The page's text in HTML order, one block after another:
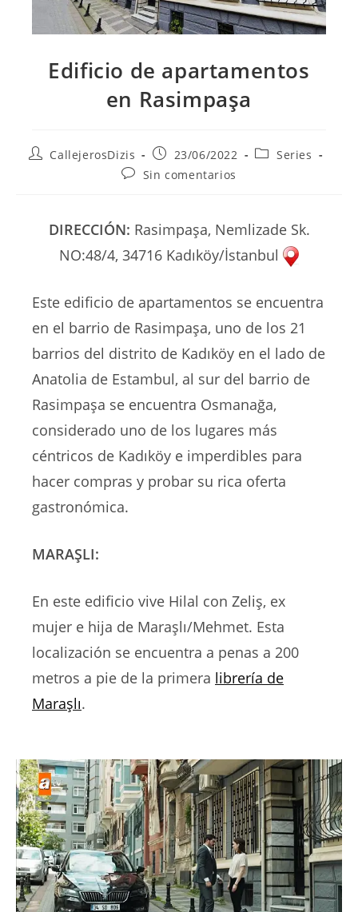
Edificio de apartamentos
en Rasimpaşa
AutorCallejerosDizis
Publicación
la
23/06/2022
Categoría
Series
Comentarios
Sin comentarios
DIRECCIÓN: Rasimpaşa, Nemlizade Sk.
NO:48/4, 34716 Kadıköy/İstanbul
Este edificio de apartamentos se encuentra
en el barrio de Rasimpaşa, uno de los 21
barrios del distrito de Kadıköy en el lado de
Anatolia de Estambul, al sur del barrio de
Rasimpaşa se encuentra Osmanağa,
considerado uno de los lugares más
céntricos de Kadıköy e imperdibles para
hacer compras y probar su rica oferta
gastronómica.
MARAŞLI:
En este edificio vive Hilal con Zeliş, ex
mujer e hija de Maraşlı/Mehmet. Esta
localización se encuentra a penas a 200
metros a pie de la primera librería de
Maraşlı.